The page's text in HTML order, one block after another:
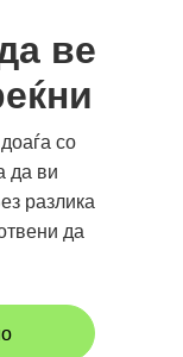
ве
со
да ви
разлика
да